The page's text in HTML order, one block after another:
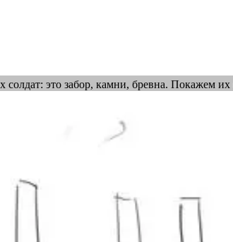
это забор, камни, бревна. Покажем